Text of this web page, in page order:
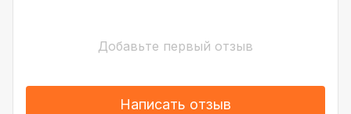
Добавьте первый отзыв
Написать отзыв